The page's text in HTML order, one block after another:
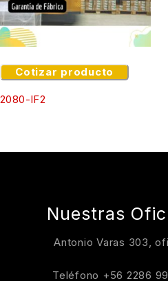
Cotizar producto
2080-IF2
Nuestras
Antonio Varas 303,
Teléfono +56 2286